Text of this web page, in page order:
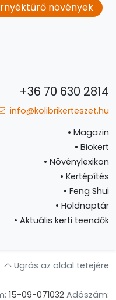
növények
+36 70 630 2814
info@kolibrikerteszet.hu
• Magazin
• Biokert
• Növénylexikon
• Kertépítés
• Feng Shui
• Holdnaptár
• Aktuális kerti teendők
Ugrás az oldal tetejére
15-09-071032 Adószám: